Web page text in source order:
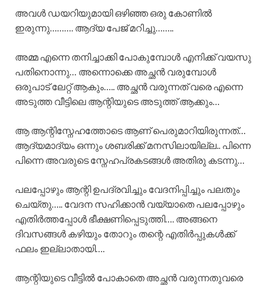
അവൾ ഡയറിയുമായി ഒഴിഞ്ഞ ഒരു കോണിൽ
ഇരുന്നു………. ആദ്യ പേജ് മറിച്ചു……..
അമ്മ എന്നെ തനിച്ചാക്കി പോകുമ്പോൾ എനിക്ക് വയസു
പതിനൊന്നു… അന്നൊക്കെ അച്ഛൻ വരുമ്പോൾ
ഒരുപാട് ലേറ്റ് ആകും….. അച്ഛൻ വരുന്നത് വരെ എന്നെ
അടുത്ത വീട്ടിലെ ആന്റിയുടെ അടുത്ത് ആക്കും…
ആ ആന്റിസ്നേഹത്തോടെ ആണ് പെരുമാറിയിരുന്നത്…
ആദ്യമാദ്യം ഒന്നും ശബരിക്ക് മനസിലായില്ല.. പിന്നെ
പിന്നെ അവരുടെ സ്നേഹപ്രകടങ്ങൾ അതിരു കടന്നു…
പലപ്പോഴും ആന്റി ഉപദ്രവിച്ചും വേദനിപ്പിച്ചും പലതും
ചെയ്തു….. വേദന സഹിക്കാൻ വയ്യാതെ പലപ്പോഴും
എതിർത്തപ്പോൾ ഭീക്ഷണിപ്പെടുത്തി…. അങ്ങനെ
ദിവസങ്ങൾ കഴിയും തോറും തന്റെ എതിർപ്പുകൾക്ക്
ഫലം ഇല്ലാതായി….
ആന്റിയുടെ വീട്ടിൽ പോകാതെ അച്ഛൻ വരുന്നതുവരെ